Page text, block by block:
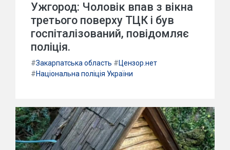
Ужгород: Чоловік впав з вікна
третього поверху ТЦК і був
госпіталізований, повідомляє
поліція.
#Закарпатська область #Цензор.нет
#Національна поліція України